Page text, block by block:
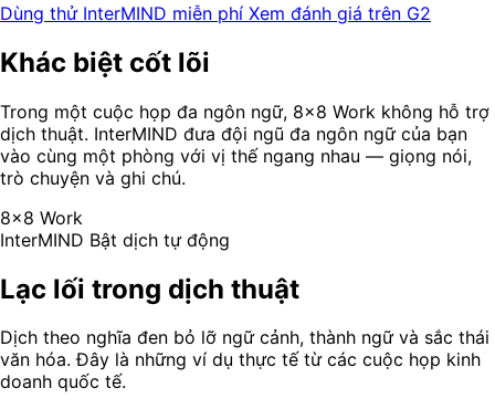
Dùng thử InterMIND miễn phí Xem đánh giá trên G2
Khác biệt cốt lõi
Trong một cuộc họp đa ngôn ngữ, 8x8 Work không hỗ trợ
dịch thuật. InterMIND đưa đội ngũ đa ngôn ngữ của bạn
vào cùng một phòng với vị thế ngang nhau — giọng nói,
trò chuyện và ghi chú.
8x8 Work
InterMIND Bật dịch tự động
Lạc lối trong dịch thuật
Dịch theo nghĩa đen bỏ lỡ ngữ cảnh, thành ngữ và sắc thái
văn hóa. Đây là những ví dụ thực tế từ các cuộc họp kinh
doanh quốc tế.